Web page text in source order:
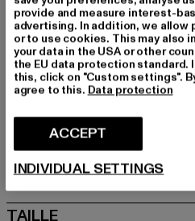
Couleur: schwarz
Couleur du fabricant: black
Matériau supérieur: autre
Doublure: autres matières
Art.Nr: PD00016393-00007
Fabricant: Buffalo Boots GmbH |
boots.com
Schanzenstraße 41 | 51063 Köln
TAILLE
provide and measure interest-
advertising. In addition, we
or to use cookies. This may also
your data in the USA or other
the EU data protection standard.
this, click on "Custom settings".
agree to this. Data protection
ACCEPT
INDIVIDUAL SETTINGS